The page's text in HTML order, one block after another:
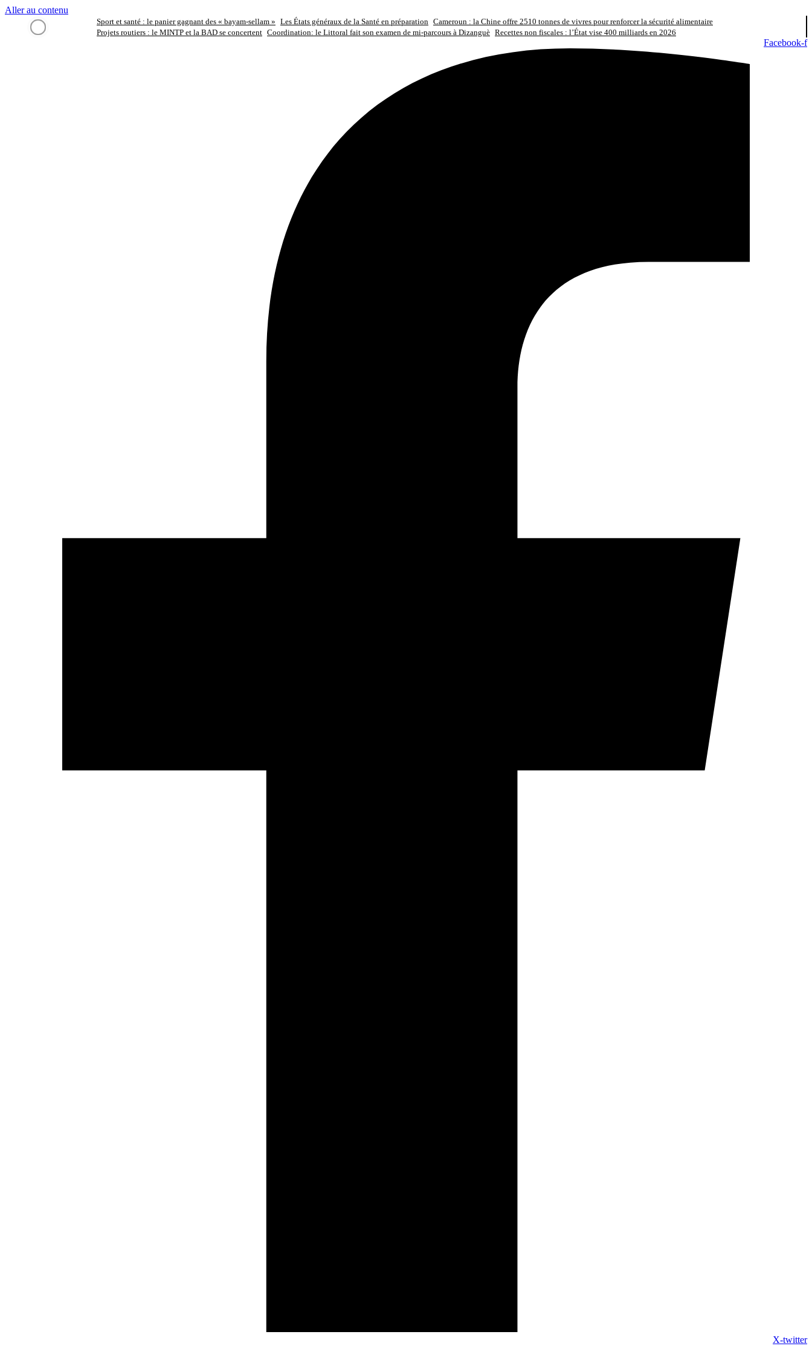
Aller au contenu
DERNIÈRES
Sport et santé : le panier gagnant des « bayam-sellam » Les États généraux de la Santé en préparation Cameroun : la Chine offre 2510 tonnes de vivres pour renforcer la sécurité alimentaire
Projets routiers : le MINTP et la BAD se concertent Coordination: le Littoral fait son examen de mi-parcours à Dizanguè Recettes non fiscales : l’État vise 400 milliards en 2026
Facebook-f
X-twitter